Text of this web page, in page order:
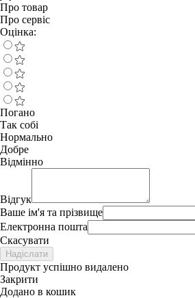
Про товар
Про сервіс
Оцінка:
Погано
Так собі
Нормально
Добре
Відмінно
Відгук
Ваше ім'я та прізвище
Електронна пошта
Скасувати
Надіслати
Продукт успішно видалено
Закрити
Додано в кошик